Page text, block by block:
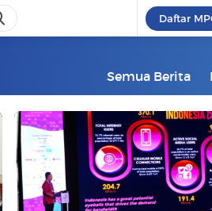
Daftar
Semua Berita